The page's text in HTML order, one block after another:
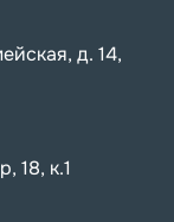
д. 14,
18, к.1